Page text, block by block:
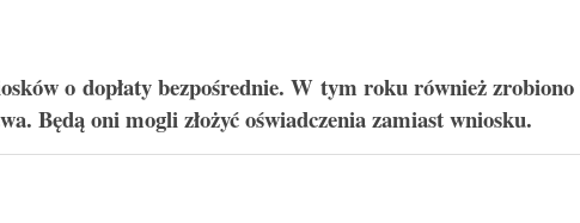
o dopłaty bezpośrednie. W tym roku również
Będą oni mogli złożyć oświadczenia zamiast wniosku.